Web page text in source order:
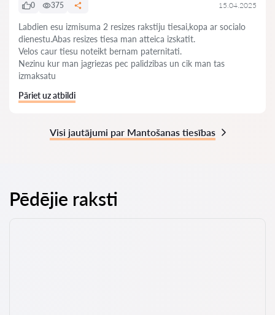
0 375 15.04.2025
Labdien esu izmisuma 2 resizes rakstiju tiesai,kopa ar socialo
dienestu.Abas resizes tiesa man atteica izskatit.
Velos caur tiesu noteikt bernam paternitati.
Nezinu kur man jagriezas pec palidzibas un cik man tas
izmaksatu
Pāriet uz atbildi
Visi jautājumi par Mantošanas tiesības
Pēdējie raksti